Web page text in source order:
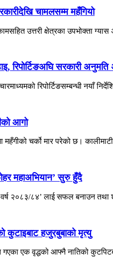
चामलसम्म महँगियो
उत्तरी क्षेत्रका उपभोक्ता
रिपोर्टिङअघि सरकारी अनुमति
रिपोर्टिङसम्बन्धी नयाँ
आगो
महँगीको चर्को मार परेको छ।
महाअभियान’ सुरु हुँदै
२०८३/८४’ लाई सफल बनाउन
कुटाइबाट हजुरबुबाको मृत्यु
एक वृद्धको आफ्नै नातिको